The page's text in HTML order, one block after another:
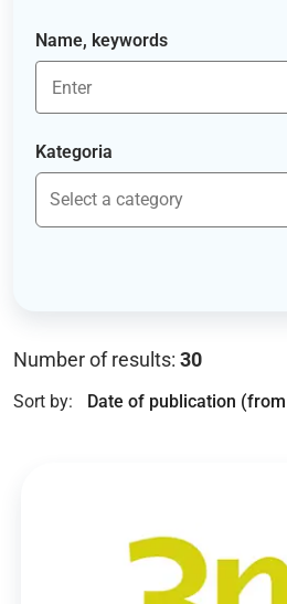
Name, keywords
Kategoria
Number of results: 30
Sort by: